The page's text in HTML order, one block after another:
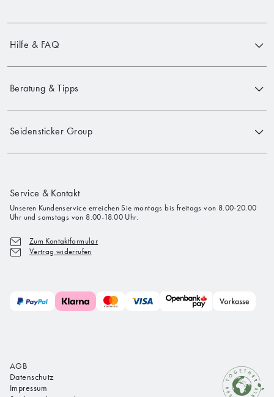
Hilfe & FAQ
Beratung & Tipps
Seidensticker Group
Service & Kontakt
Unseren Kundenservice erreichen Sie montags bis freitags von 8.00-20.00
Uhr und samstags von 8.00-18.00 Uhr.
Zum Kontaktformular
Vertrag widerrufen
AGB
Datenschutz
Impressum